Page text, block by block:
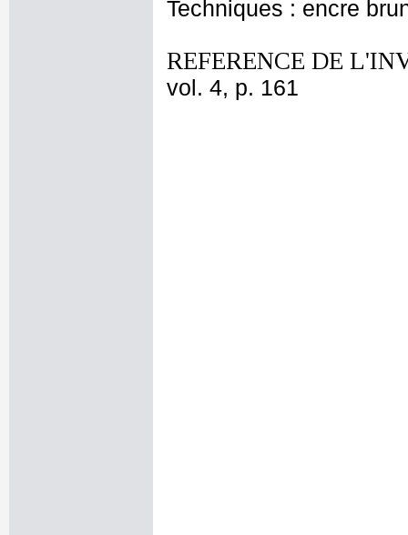
Techniques : encre
REFERENCE DE
vol. 4, p. 161